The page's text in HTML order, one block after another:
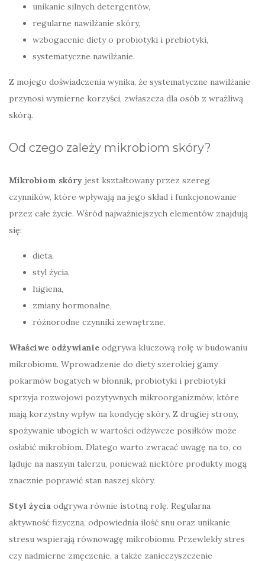
unikanie silnych detergentów,
regularne nawilżanie skóry,
wzbogacenie diety o probiotyki i prebiotyki,
systematyczne nawilżanie.
Z mojego doświadczenia wynika, że systematyczne nawilżanie
przynosi wymierne korzyści, zwłaszcza dla osób z wrażliwą
skórą.
Od czego zależy mikrobiom skóry?
Mikrobiom skóry jest kształtowany przez szereg
czynników, które wpływają na jego skład i funkcjonowanie
przez całe życie. Wśród najważniejszych elementów znajdują
się:
dieta,
styl życia,
higiena,
zmiany hormonalne,
różnorodne czynniki zewnętrzne.
Właściwe odżywianie odgrywa kluczową rolę w budowaniu
mikrobiomu. Wprowadzenie do diety szerokiej gamy
pokarmów bogatych w błonnik, probiotyki i prebiotyki
sprzyja rozwojowi pozytywnych mikroorganizmów, które
mają korzystny wpływ na kondycję skóry. Z drugiej strony,
spożywanie ubogich w wartości odżywcze posiłków może
osłabić mikrobiom. Dlatego warto zwracać uwagę na to, co
ląduje na naszym talerzu, ponieważ niektóre produkty mogą
znacznie poprawić stan naszej skóry.
Styl życia odgrywa równie istotną rolę. Regularna
aktywność fizyczna, odpowiednia ilość snu oraz unikanie
stresu wspierają równowagę mikrobiomu. Przewlekły stres
czy nadmierne zmęczenie, a także zanieczyszczenie